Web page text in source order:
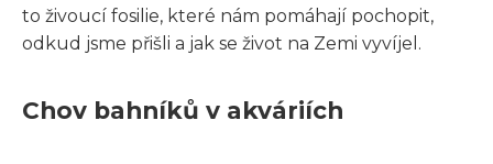
to živoucí fosilie, které nám pomáhají pochopit,
odkud jsme přišli a jak se život na Zemi vyvíjel.
Chov bahníků v akváriích